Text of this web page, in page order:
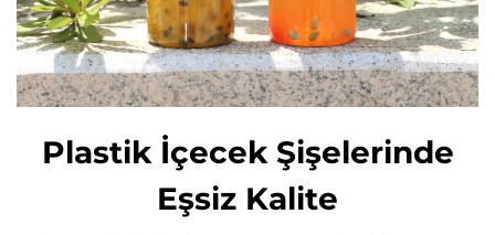
Plastik İçecek Şişelerinde
Eşsiz Kalite